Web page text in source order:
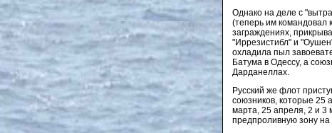
Однако на деле с
(теперь им
заграждениях,
"Иррезистибл" и
охладила пыл
Батума в Одессу, а
Дарданеллах.
Русский же флот
союзников, которые 25
марта, 25 апреля, 2 и 3
предпроливную зону